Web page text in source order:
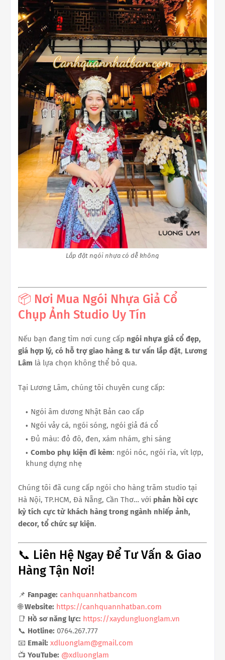
Lắp đặt ngói nhựa có dễ không
📦 Nơi Mua Ngói Nhựa Giả Cổ
Chụp Ảnh Studio Uy Tín
Nếu bạn đang tìm nơi cung cấp ngói nhựa giả cổ đẹp,
giá hợp lý, có hỗ trợ giao hàng & tư vấn lắp đặt, Lương
Lâm là lựa chọn không thể bỏ qua.
Tại Lương Lâm, chúng tôi chuyên cung cấp:
Ngói âm dương Nhật Bản cao cấp
Ngói vảy cá, ngói sóng, ngói giả đá cổ
Đủ màu: đỏ đô, đen, xám nhám, ghi sáng
Combo phụ kiện đi kèm: ngói nóc, ngói rìa, vít lợp,
khung dựng nhẹ
Chúng tôi đã cung cấp ngói cho hàng trăm studio tại
Hà Nội, TP.HCM, Đà Nẵng, Cần Thơ… với phản hồi cực
kỳ tích cực từ khách hàng trong ngành nhiếp ảnh,
decor, tổ chức sự kiện.
📞 Liên Hệ Ngay Để Tư Vấn & Giao
Hàng Tận Nơi!
📌 Fanpage: canhquannhatbancom
🌐Website: https://canhquannhatban.com
📑 Hồ sơ năng lực: https://xaydungluonglam.vn
📞 Hotline: 0764.267.777
📧 Email: xdluonglam@gmail.com
📺 YouTube: @xdluonglam